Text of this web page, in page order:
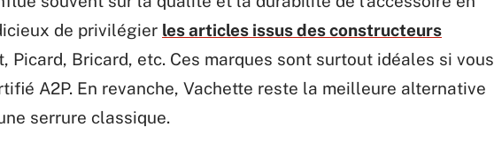
de privilégier les articles issus des constructeurs
Picard, Bricard, etc. Ces marques sont surtout idéales si vous
A2P. En revanche, Vachette reste la meilleure alternative
serrure classique.